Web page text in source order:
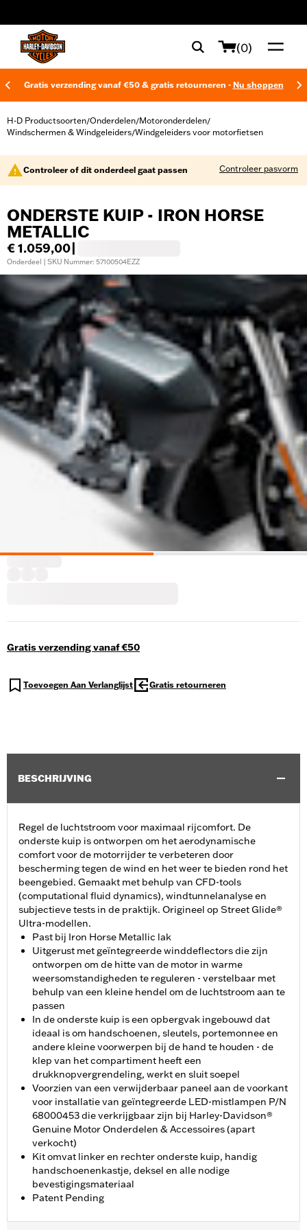
(0)
Gratis verzending vanaf €50 & gratis retourneren - Nu shoppen
H-D Productsoorten/Onderdelen/Motoronderdelen/
Windschermen & Windgeleiders/Windgeleiders voor motorfietsen
Controleer of dit onderdeel gaat passen Controleer pasvorm
ONDERSTE KUIP - IRON HORSE
METALLIC
€ 1.059,00
Onderdeel | SKU Nummer: 57100504EZZ
Gratis verzending vanaf €50
Toevoegen Aan Verlanglijst Gratis retourneren
BESCHRIJVING
Regel de luchtstroom voor maximaal rijcomfort. De
onderste kuip is ontworpen om het aerodynamische
comfort voor de motorrijder te verbeteren door
bescherming tegen de wind en het weer te bieden rond het
beengebied. Gemaakt met behulp van CFD-tools
(computational fluid dynamics), windtunnelanalyse en
subjectieve tests in de praktijk. Origineel op Street Glide®
Ultra-modellen.
Past bij Iron Horse Metallic lak
Uitgerust met geïntegreerde winddeflectors die zijn
ontworpen om de hitte van de motor in warme
weersomstandigheden te reguleren - verstelbaar met
behulp van een kleine hendel om de luchtstroom aan te
passen
In de onderste kuip is een opbergvak ingebouwd dat
ideaal is om handschoenen, sleutels, portemonnee en
andere kleine voorwerpen bij de hand te houden - de
klep van het compartiment heeft een
drukknopvergrendeling, werkt en sluit soepel
Voorzien van een verwijderbaar paneel aan de voorkant
voor installatie van geïntegreerde LED-mistlampen P/N
68000453 die verkrijgbaar zijn bij Harley-Davidson®
Genuine Motor Onderdelen & Accessoires (apart
verkocht)
Kit omvat linker en rechter onderste kuip, handig
handschoenenkastje, deksel en alle nodige
bevestigingsmateriaal
Patent Pending